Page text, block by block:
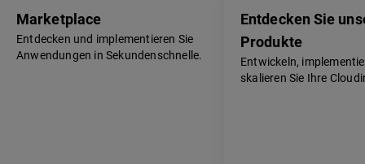
Marketplace
Entdecken und implementieren Sie
Anwendungen in Sekundenschnelle.
Entdecken Sie
Produkte
Entwickeln,
skalieren Sie Ihre